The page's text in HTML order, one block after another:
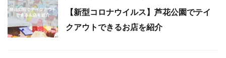
【新型コロナウイルス】芦花公園でテイ
クアウトできるお店を紹介